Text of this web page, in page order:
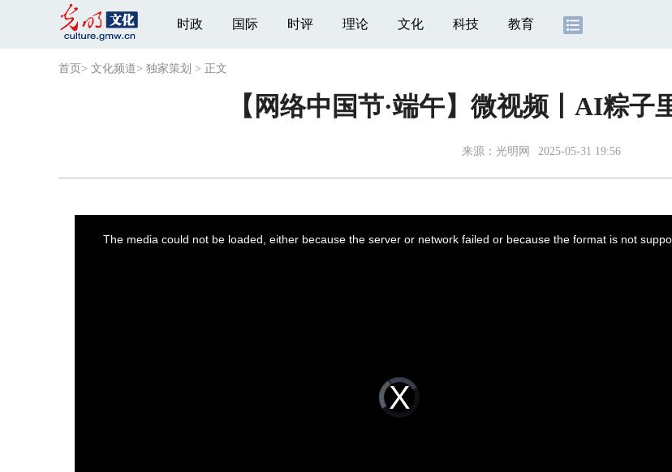
时政 国际 时评 理论 文化 科技 教育
首页 > 文化频道> 独家策划 > 正文
【网络中国节·端午】微视频丨AI粽子
来源： 光明网 2025-05-31 19:56
Video
Player
is
loading.
The media could not be loaded, either because the server or network failed or because the format is not